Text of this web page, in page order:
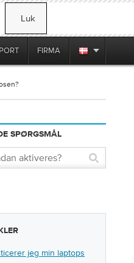
Luk
FIRMA
SPØRGSMÅL
jeg min laptops